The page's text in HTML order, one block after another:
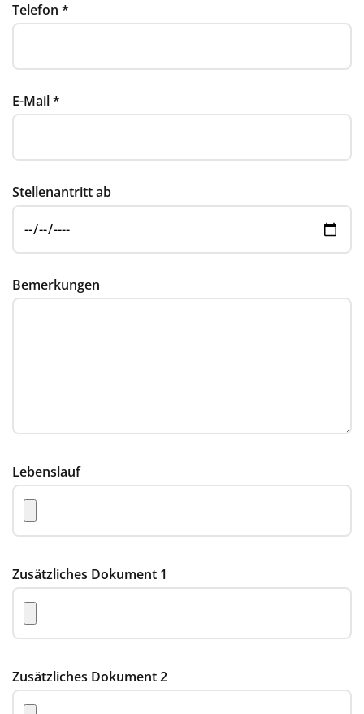
Telefon *
E-Mail*
Stellenantritt ab
Bemerkungen
Lebenslauf
Zusätzliches Dokument 1
Zusätzliches Dokument 2